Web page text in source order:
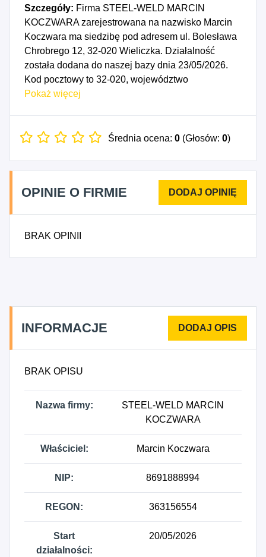
Szczegóły: Firma STEEL-WELD MARCIN
KOCZWARA zarejestrowana na nazwisko Marcin
Koczwara ma siedzibę pod adresem ul. Bolesława
Chrobrego 12, 32-020 Wieliczka. Działalność
została dodana do naszej bazy dnia 23/05/2026.
Kod pocztowy to 32-020, województwo
MAŁOPOLSKIE, powiat wielicki. Numer
WELD MARCIN KOCZWARA to 363156554. Data
- Produkcja pozostałych zbiorników, cystern i
pojemników metalowych, 2553Z - Obróbka
mechaniczna elementów metalowych.
Pokaż więcej
Średnia ocena: 0 (Głosów: 0)
OPINIE O FIRMIE
BRAK OPINII
INFORMACJE
BRAK OPISU
Nazwa firmy:
STEEL-WELD MARCIN
KOCZWARA
Właściciel: Marcin Koczwara
NIP: 8691888994
REGON: 363156554
Start
działalności:
20/05/2026